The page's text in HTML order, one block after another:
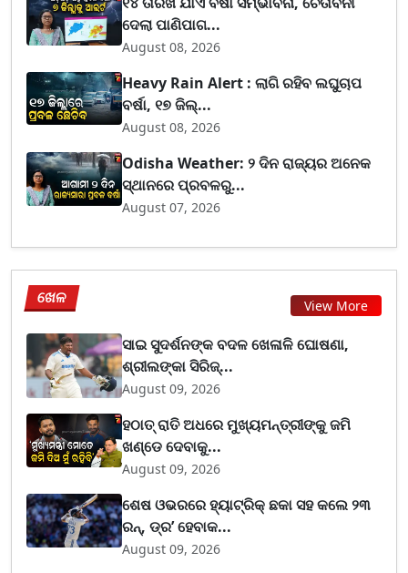
ଦେଲା ପାଣିପାଗ...
August 08, 2026
Heavy Rain Alert : ଲାଗି ରହିବ ଲଘୁଚାପ
ବର୍ଷା, ୧୭ ଜିଲ୍...
August 08, 2026
Odisha Weather: ୨ ଦିନ ରାଜ୍ୟର ଅନେକ
ସ୍ଥାନରେ ପ୍ରବଳରୁ...
August 07, 2026
ଖେଳ View More
ସାଇ ସୁଦର୍ଶନଙ୍କ ବଦଳ ଖେଳାଳି ଘୋଷଣା,
ଶ୍ରୀଲଙ୍କା ସିରିଜ୍...
August 09, 2026
ହଠାତ୍ ରାତି ଅଧରେ ମୁଖ୍ୟମନ୍ତ୍ରୀଙ୍କୁ ଜମି
ଖଣ୍ଡେ ଦେବାକୁ...
August 09, 2026
ଶେଷ ଓଭରରେ ହ୍ୟାଟ୍ରିକ୍ ଛକା ସହ କଲେ ୨୩
ରନ୍, ଡ୍ର’ ହେବାକ...
August 09, 2026